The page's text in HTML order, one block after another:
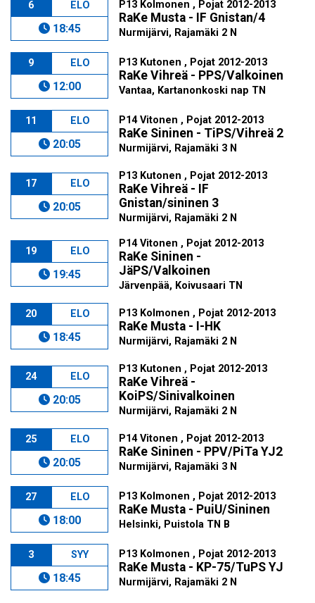
6 ELO
18:45
P13 Kolmonen , Pojat 2012-2013
RaKe Musta - IF Gnistan/4
Nurmijärvi, Rajamäki 2 N
9 ELO
12:00
P13 Kutonen , Pojat 2012-2013
RaKe Vihreä - PPS/Valkoinen
Vantaa, Kartanonkoski nap TN
11 ELO
20:05
P14 Vitonen , Pojat 2012-2013
RaKe Sininen - TiPS/Vihreä 2
Nurmijärvi, Rajamäki 3 N
17 ELO
20:05
P13 Kutonen , Pojat 2012-2013
RaKe Vihreä - IF
Gnistan/sininen 3
Nurmijärvi, Rajamäki 2 N
19 ELO
19:45
P14 Vitonen , Pojat 2012-2013
RaKe Sininen -
JäPS/Valkoinen
Järvenpää, Koivusaari TN
20 ELO
18:45
P13 Kolmonen , Pojat 2012-2013
RaKe Musta - I-HK
Nurmijärvi, Rajamäki 2 N
24 ELO
20:05
P13 Kutonen , Pojat 2012-2013
RaKe Vihreä -
KoiPS/Sinivalkoinen
Nurmijärvi, Rajamäki 2 N
25 ELO
20:05
P14 Vitonen , Pojat 2012-2013
RaKe Sininen - PPV/PiTa YJ2
Nurmijärvi, Rajamäki 3 N
27 ELO
18:00
P13 Kolmonen , Pojat 2012-2013
RaKe Musta - PuiU/Sininen
Helsinki, Puistola TN B
3 SYY
18:45
P13 Kolmonen , Pojat 2012-2013
RaKe Musta - KP-75/TuPS YJ
Nurmijärvi, Rajamäki 2 N